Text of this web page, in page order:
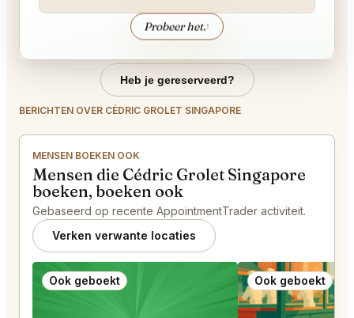
Probeer het.↑
Heb je gereserveerd?
BERICHTEN OVER CÉDRIC GROLET SINGAPORE
MENSEN BOEKEN OOK
Mensen die Cédric Grolet Singapore
boeken, boeken ook
Gebaseerd op recente AppointmentTrader activiteit.
Verken verwante locaties
Ook geboekt Ook geboekt